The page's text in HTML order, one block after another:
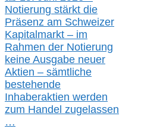
Notierung stärkt die
Präsenz am Schweizer
Kapitalmarkt – im
Rahmen der Notierung
keine Ausgabe neuer
Aktien – sämtliche
bestehende
Inhaberaktien werden
zum Handel zugelassen
…